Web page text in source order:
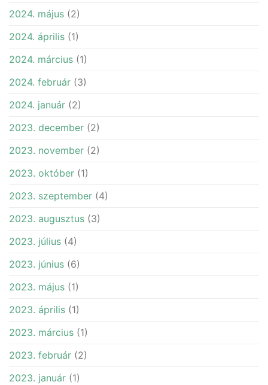
2024. május (2)
2024. április (1)
2024. március (1)
2024. február (3)
2024. január (2)
2023. december (2)
2023. november (2)
2023. október (1)
2023. szeptember (4)
2023. augusztus (3)
2023. július (4)
2023. június (6)
2023. május (1)
2023. április (1)
2023. március (1)
2023. február (2)
2023. január (1)